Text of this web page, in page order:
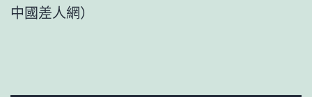
中國差人網）